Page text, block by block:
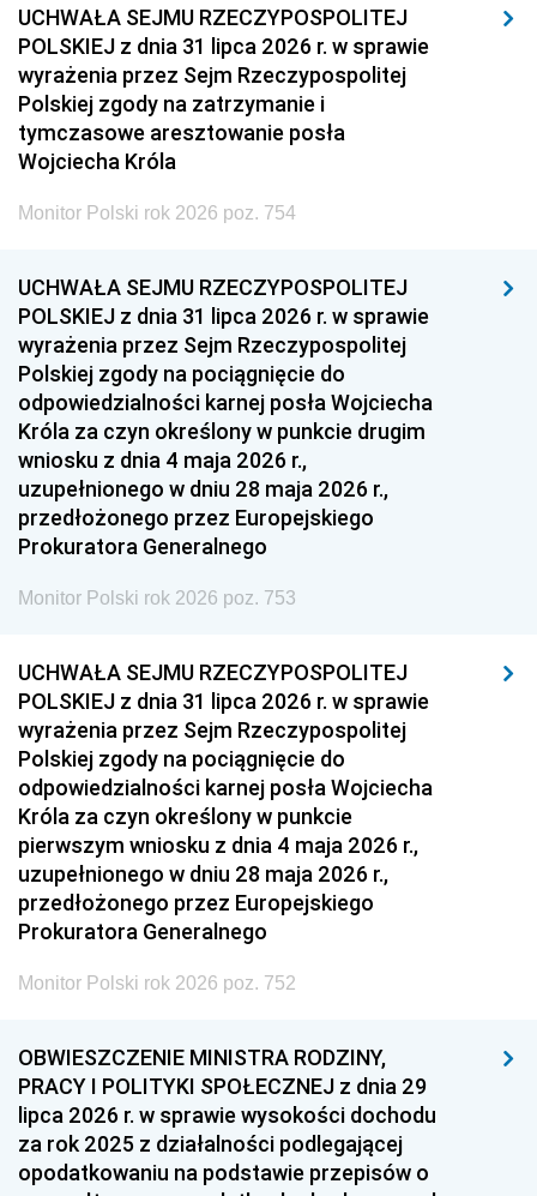
UCHWAŁA SEJMU RZECZYPOSPOLITEJ
POLSKIEJ z dnia 31 lipca 2026 r. w sprawie
wyrażenia przez Sejm Rzeczypospolitej
Polskiej zgody na zatrzymanie i
tymczasowe aresztowanie posła
Wojciecha Króla
Monitor Polski rok 2026 poz. 754
UCHWAŁA SEJMU RZECZYPOSPOLITEJ
POLSKIEJ z dnia 31 lipca 2026 r. w sprawie
wyrażenia przez Sejm Rzeczypospolitej
Polskiej zgody na pociągnięcie do
odpowiedzialności karnej posła Wojciecha
Króla za czyn określony w punkcie drugim
wniosku z dnia 4 maja 2026 r.,
uzupełnionego w dniu 28 maja 2026 r.,
przedłożonego przez Europejskiego
Prokuratora Generalnego
Monitor Polski rok 2026 poz. 753
UCHWAŁA SEJMU RZECZYPOSPOLITEJ
POLSKIEJ z dnia 31 lipca 2026 r. w sprawie
wyrażenia przez Sejm Rzeczypospolitej
Polskiej zgody na pociągnięcie do
odpowiedzialności karnej posła Wojciecha
Króla za czyn określony w punkcie
pierwszym wniosku z dnia 4 maja 2026 r.,
uzupełnionego w dniu 28 maja 2026 r.,
przedłożonego przez Europejskiego
Prokuratora Generalnego
Monitor Polski rok 2026 poz. 752
OBWIESZCZENIE MINISTRA RODZINY,
PRACY I POLITYKI SPOŁECZNEJ z dnia 29
lipca 2026 r. w sprawie wysokości dochodu
za rok 2025 z działalności podlegającej
opodatkowaniu na podstawie przepisów o